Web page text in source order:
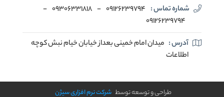
شماره تماس : 09126239794
-
09306331818
-
09126239794
آدرس : میدان امام خمینی بعداز خیابان خیام نبش کوچه
اطلاعات
طراحی و توسعه توسط شرکت نرم افزاری سیژن